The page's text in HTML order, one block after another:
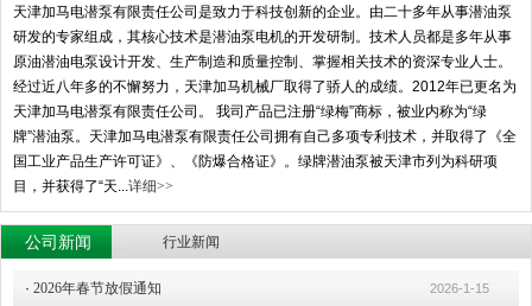
天津加马电潜泵有限责任公司是致力于科技创新的企业。由二十多年从事潜油泵
研发的专家组成，其核心技术是潜油泵电机的开发研制。技术人员都是多年从事
原油潜油电泵设计开发、生产制造和质量控制、掌握相关技术的资深专业人士。
经过近八年多的不懈努力，天津加马机械厂取得了骄人的成绩。2012年已更名为
天津加马电潜泵有限责任公司。 我司产品已注册“绿梅”商标，被业内称为“绿
牌”潜油泵。天津加马电潜泵有限责任公司拥有自己多项专利技术，并取得了《全
国工业产品生产许可证》、《防爆合格证》。绿牌潜油泵被天津市列为科研项
目，并获得了“天...详细>>
公司新闻 行业新闻
· 2026年春节放假通知 2026-1-15